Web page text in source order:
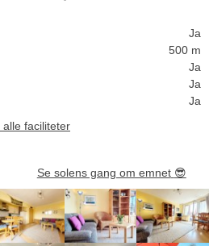
Ja
500 m
Ja
Ja
Ja
alle faciliteter
Se solens gang om emnet 😎